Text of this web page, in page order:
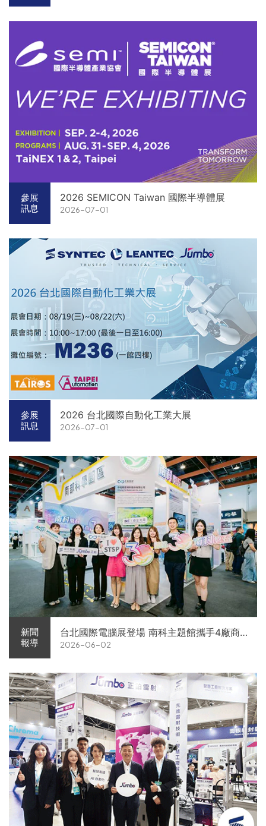
參展
訊息
2026 SEMICON Taiwan 國際半導體展
2026-07-01
參展
訊息
2026 台北國際自動化工業大展
2026-07-01
新聞
報導
台北國際電腦展登場 南科主題館攜手4廠商
展現AI供應鏈實力
2026-06-02